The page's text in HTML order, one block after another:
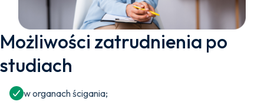
Możliwości zatrudnienia po
studiach
w organach ścigania;